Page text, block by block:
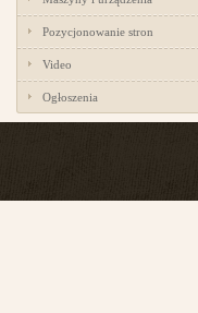
Pozycjonowanie stron
Video
Ogłoszenia